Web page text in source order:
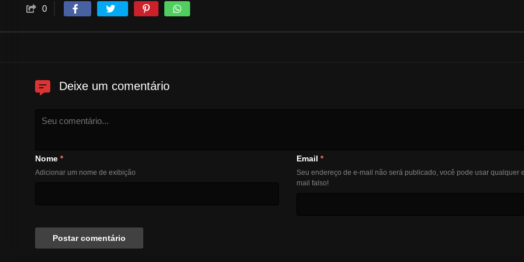
0
Deixe um comentário
Nome *
Adicionar um nome de exibição
Email *
Seu endereço de e-mail não será publicado, você pode usar qualquer
mail falso!